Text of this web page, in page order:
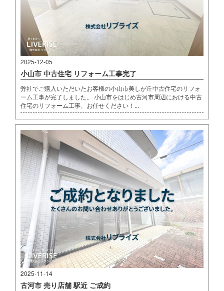
2025-12-05
小山市 中古住宅 リフォーム工事完了
弊社でご購入いただいたお客様の小山市美しが丘中古住宅のリフォ
ーム工事が完了しました。 小山市をはじめ古河市周辺における中古
住宅のリフォーム工事、お任せください！...
2025-11-14
古河市 売り店舗 駅近 ご成約